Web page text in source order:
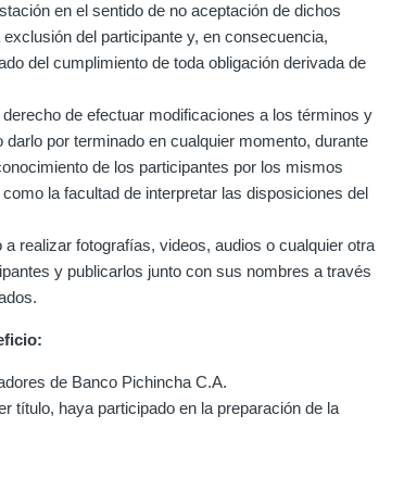
en el sentido de no aceptación de dichos
del participante y, en consecuencia,
del cumplimiento de toda obligación derivada de
de efectuar modificaciones a los términos y
por terminado en cualquier momento, durante
de los participantes por los mismos
la facultad de interpretar las disposiciones del
realizar fotografías, videos, audios o cualquier otra
y publicarlos junto con sus nombres a través
de Banco Pichincha C.A.
título, haya participado en la preparación de la